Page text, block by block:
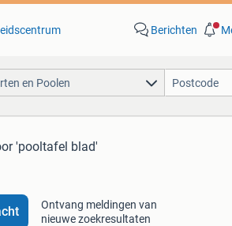
Berichten
en Poolen
'pooltafel blad'
Ontvang meldingen van
nieuwe zoekresultaten